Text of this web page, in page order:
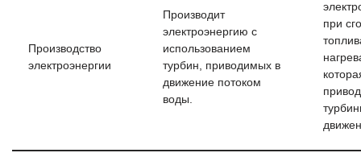
Производство
электроэнергии
Производит
электроэнергию с
использованием
турбин, приводимых в
движение потоком
воды.
при